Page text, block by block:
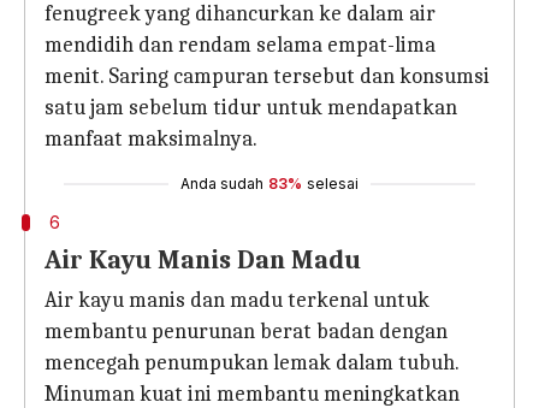
fenugreek yang dihancurkan ke dalam air
mendidih dan rendam selama empat-lima
menit. Saring campuran tersebut dan konsumsi
satu jam sebelum tidur untuk mendapatkan
manfaat maksimalnya.
Anda sudah 83% selesai
6
Air Kayu Manis Dan Madu
Air kayu manis dan madu terkenal untuk
membantu penurunan berat badan dengan
mencegah penumpukan lemak dalam tubuh.
Minuman kuat ini membantu meningkatkan